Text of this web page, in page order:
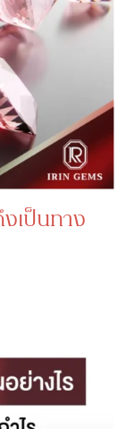
เป็นทาง